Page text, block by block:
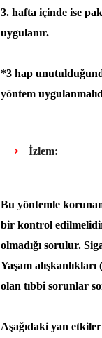
3. hafta içinde ise
uygulanır.
*3 hap
yöntem
→ İzlem:
Bu yöntemle
bir kontrol
olmadığı sorulur.
Yaşam
olan tıbbi sorunlar
Aşağıdaki yan